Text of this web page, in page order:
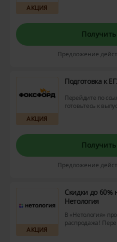
АКЦИЯ
Предложение
АКЦИЯ
Подготовка к
Перейдите по
готовьтесь к
Предложение
АКЦИЯ
Скидки до 60%
Нетология
В «Нетология»
распродажа!